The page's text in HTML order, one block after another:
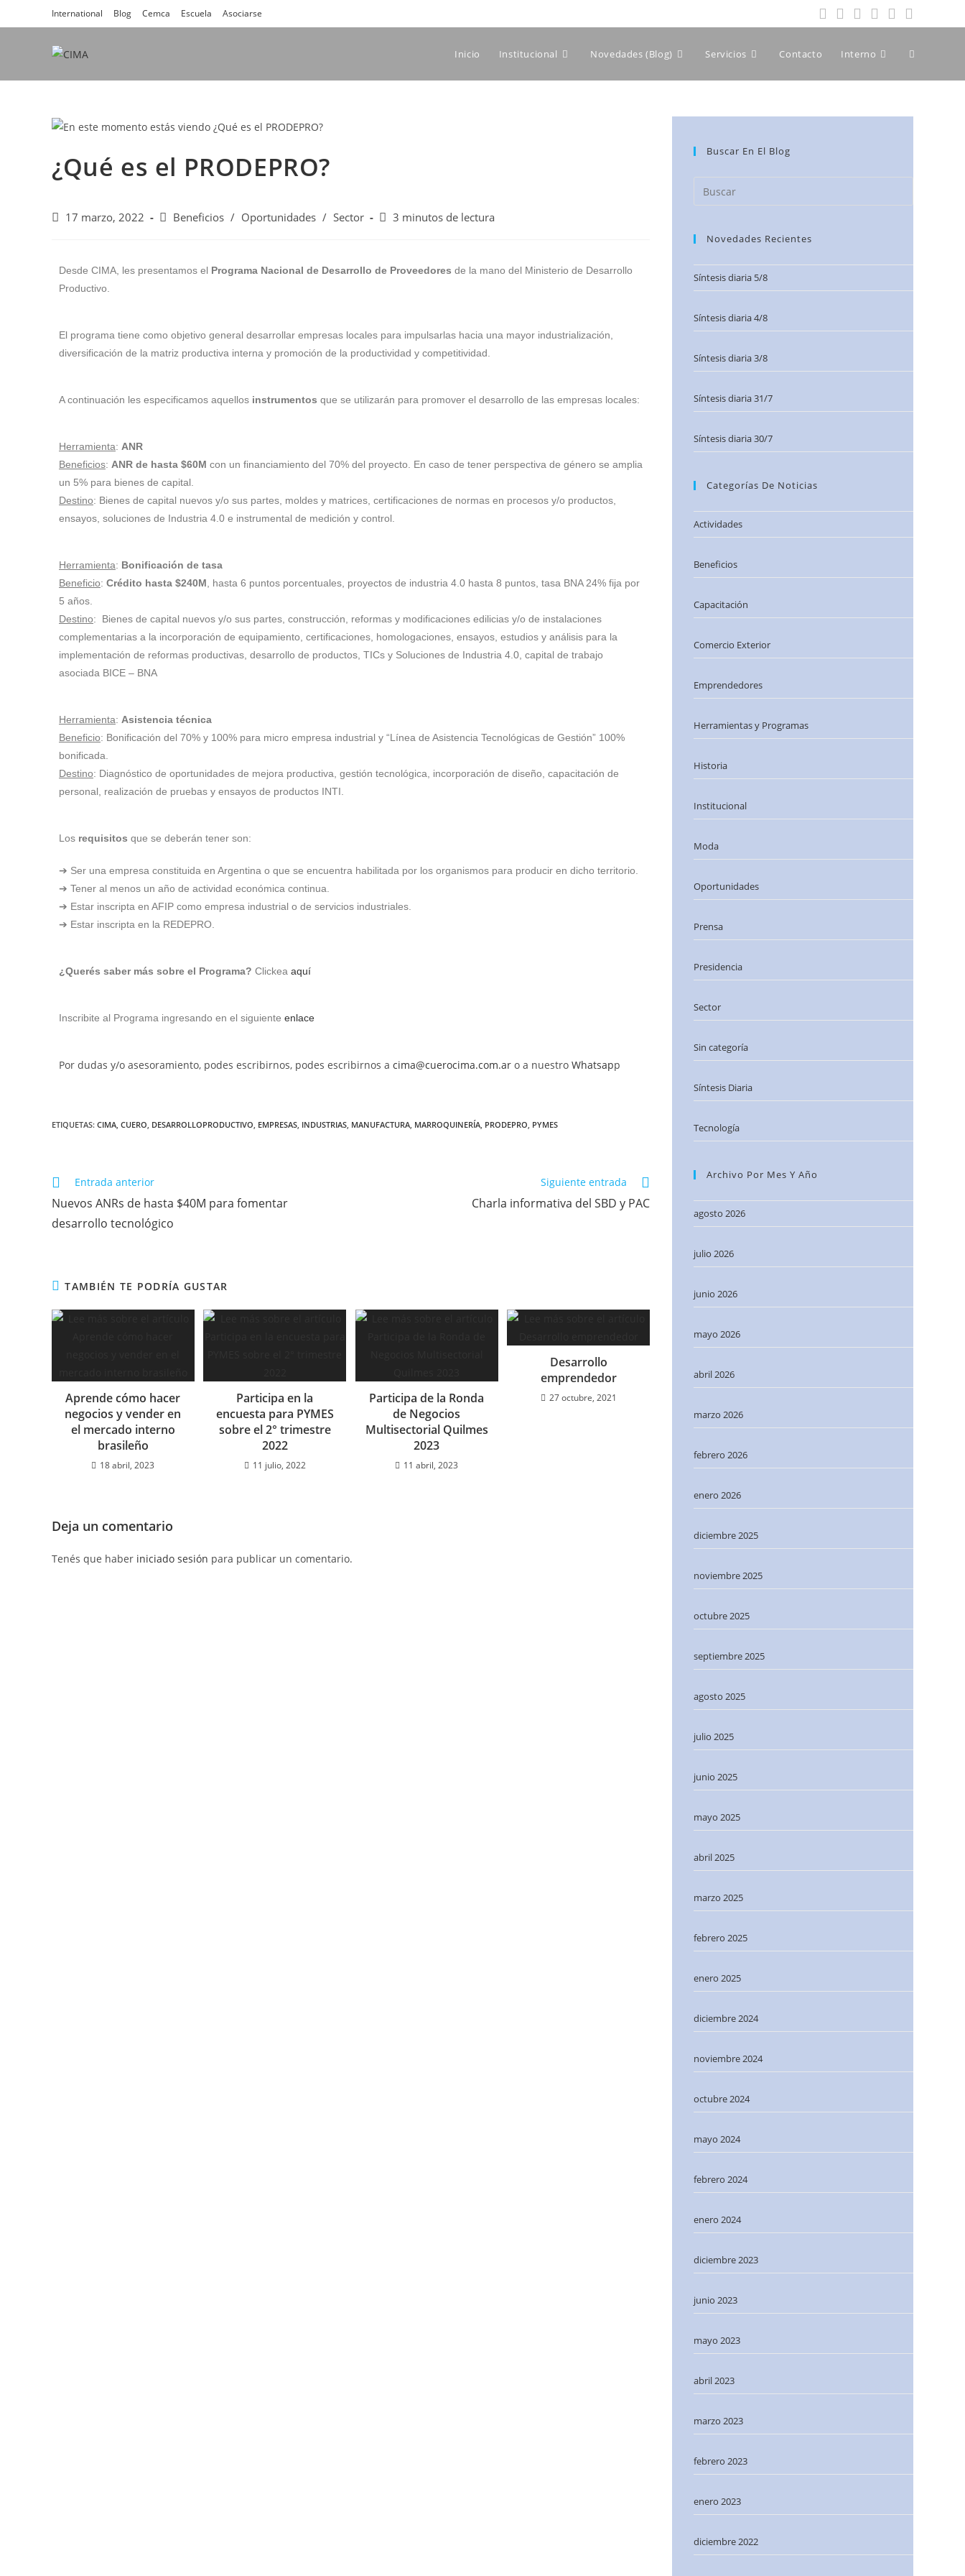
International Blog Cemca Escuela Asociarse
Inicio Institucional Novedades (Blog) Servicios Contacto Interno
¿Qué es el PRODEPRO?
17 marzo, 2022 Beneficios / Oportunidades / Sector 3 minutos de lectura
Desde CIMA, les presentamos el Programa Nacional de Desarrollo de Proveedores de la mano del Ministerio de Desarrollo
Productivo.
El programa tiene como objetivo general desarrollar empresas locales para impulsarlas hacia una mayor industrialización,
diversificación de la matriz productiva interna y promoción de la productividad y competitividad.
A continuación les especificamos aquellos instrumentos que se utilizarán para promover el desarrollo de las empresas locales:
Herramienta: ANR
Beneficios: ANR de hasta $60M con un financiamiento del 70% del proyecto. En caso de tener perspectiva de género se amplia
un 5% para bienes de capital.
Destino: Bienes de capital nuevos y/o sus partes, moldes y matrices, certificaciones de normas en procesos y/o productos,
ensayos, soluciones de Industria 4.0 e instrumental de medición y control.
Herramienta: Bonificación de tasa
Beneficio: Crédito hasta $240M , hasta 6 puntos porcentuales, proyectos de industria 4.0 hasta 8 puntos, tasa BNA 24% fija por
5 años.
Destino: Bienes de capital nuevos y/o sus partes, construcción, reformas y modificaciones edilicias y/o de instalaciones
complementarias a la incorporación de equipamiento, certificaciones, homologaciones, ensayos, estudios y análisis para la
implementación de reformas productivas, desarrollo de productos, TICs y Soluciones de Industria 4.0, capital de trabajo
asociada BICE – BNA
Herramienta: Asistencia técnica
Beneficio: Bonificación del 70% y 100% para micro empresa industrial y “Línea de Asistencia Tecnológicas de Gestión” 100%
bonificada.
Destino: Diagnóstico de oportunidades de mejora productiva, gestión tecnológica, incorporación de diseño, capacitación de
personal, realización de pruebas y ensayos de productos INTI.
Los requisitos que se deberán tener son:
➔ Ser una empresa constituida en Argentina o que se encuentra habilitada por los organismos para producir en dicho territorio.
➔ Tener al menos un año de actividad económica continua.
➔ Estar inscripta en AFIP como empresa industrial o de servicios industriales.
➔ Estar inscripta en la REDEPRO.
¿Querés saber más sobre el Programa? Clickea aquí
Inscribite al Programa ingresando en el siguiente enlace
Por dudas y/o asesoramiento, podes escribirnos, podes escribirnos a cima@cuerocima.com.ar o a nuestro Whatsapp
ETIQUETAS: CIMA CUERO DESARROLLOPRODUCTIVO EMPRESAS INDUSTRIAS MANUFACTURA MARROQUINERÍA PRODEPRO PYMES
Entrada anterior
Nuevos ANRs de hasta $40M para fomentar
desarrollo tecnológico
Siguiente entrada
Charla informativa del SBD y PAC
TAMBIÉN TE PODRÍA GUSTAR
Aprende cómo hacer
negocios y vender en
el mercado interno
brasileño
18 abril, 2023
Participa en la
encuesta para PYMES
sobre el 2° trimestre
2022
11 julio, 2022
Participa de la Ronda
de Negocios
Multisectorial Quilmes
2023
11 abril, 2023
Desarrollo
emprendedor
27 octubre, 2021
Deja un comentario
Tenés que haber iniciado sesión para publicar un comentario.
Buscar En El Blog
Novedades Recientes
Síntesis diaria 5/8
Síntesis diaria 4/8
Síntesis diaria 3/8
Síntesis diaria 31/7
Síntesis diaria 30/7
Categorías De Noticias
Actividades
Beneficios
Capacitación
Comercio Exterior
Emprendedores
Herramientas y Programas
Historia
Institucional
Moda
Oportunidades
Prensa
Presidencia
Sector
Sin categoría
Síntesis Diaria
Tecnología
Archivo Por Mes Y Año
agosto 2026
julio 2026
junio 2026
mayo 2026
abril 2026
marzo 2026
febrero 2026
enero 2026
diciembre 2025
noviembre 2025
octubre 2025
septiembre 2025
agosto 2025
julio 2025
junio 2025
mayo 2025
abril 2025
marzo 2025
febrero 2025
enero 2025
diciembre 2024
noviembre 2024
octubre 2024
mayo 2024
febrero 2024
enero 2024
diciembre 2023
junio 2023
mayo 2023
abril 2023
marzo 2023
febrero 2023
enero 2023
diciembre 2022